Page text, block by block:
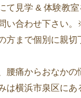
て見学 & 体験教
い合わせ下さい
方まで個別に親切
腰痛からおなかの
は横浜市泉区にあ